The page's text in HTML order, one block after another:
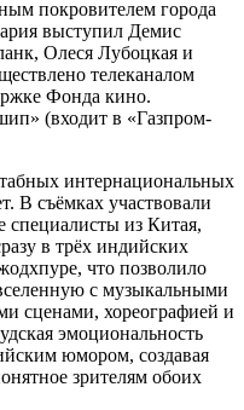
покровителем города
выступил Демис
Олеся Лубоцкая и
телеканалом
Фонда кино.
(входит в «Газпром-
интернациональных
В съёмках участвовали
специалисты из Китая,
в трёх индийских
что позволило
с музыкальными
сценами, хореографией и
эмоциональность
юмором, создавая
зрителям обоих